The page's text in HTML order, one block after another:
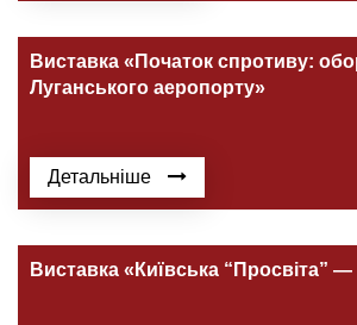
Виставка «Початок спротиву:
Луганського аеропорту»
Детальніше
Виставка «Київська “Просвіта” —